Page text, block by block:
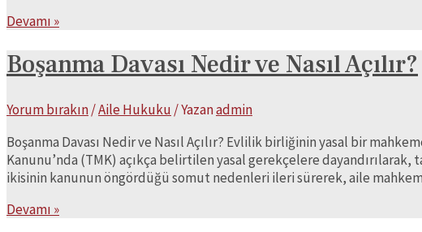
Menderes
Avukatı
|
Erdi
Devamı »
Boşanma Davası Nedir ve Nasıl Açılır?
Yorum bırakın/Aile Hukuku / Yazanadmin
Boşanma Davası Nedir ve Nasıl Açılır? Evlilik birliğinin yasal bir
Kanunu’nda (TMK) açıkça belirtilen yasal gerekçelere
ikisinin kanunun öngördüğü somut nedenleri ileri sürerek, aile
Boşanma
Devamı »